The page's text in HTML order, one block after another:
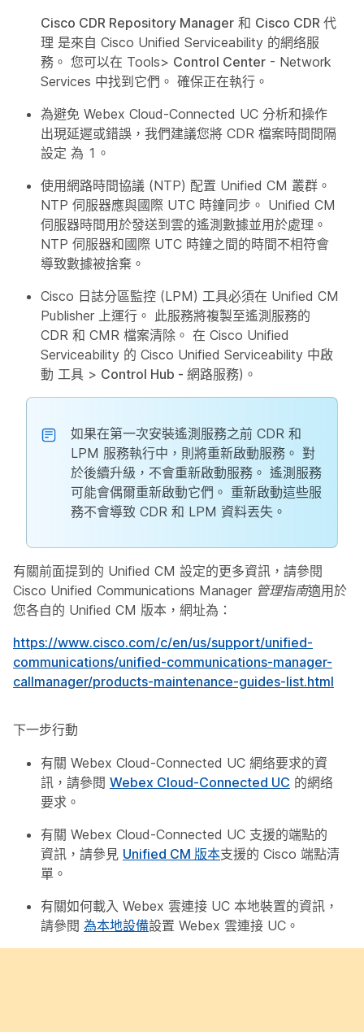
Cisco CDR Repository Manager 和 Cisco CDR 代
理 是來自 Cisco Unified Serviceability 的網络服
務。 您可以在 Tools> Control Center - Network
Services 中找到它們 。 確保正在執行。
為避免 Webex Cloud-Connected UC 分析和操作
出現延遲或錯誤，我們建議您將 CDR 檔案時間間隔
設定 為 1。
使用網路時間協議 (NTP) 配置 Unified CM 叢群。
NTP 伺服器應與國際 UTC 時鐘同步。 Unified CM
伺服器時間用於發送到雲的遙測數據並用於處理。
NTP 伺服器和國際 UTC 時鐘之間的時間不相符會
導致數據被捨棄。
Cisco 日誌分區監控 (LPM) 工具必須在 Unified CM
Publisher 上運行。 此服務將複製至遙測服務的
CDR 和 CMR 檔案清除。 在 Cisco Unified
Serviceability 的 Cisco Unified Serviceability 中啟
動 工具 > Control Hub - 網路服務)。
如果在第一次安裝遙測服務之前 CDR 和
LPM 服務執行中，則將重新啟動服務。 對
於後續升級，不會重新啟動服務。 遙測服務
可能會偶爾重新啟動它們。 重新啟動這些服
務不會導致 CDR 和 LPM 資料丟失。
有關前面提到的 Unified CM 設定的更多資訊，請參閱
Cisco Unified Communications Manager 管理指南適用於
您各自的 Unified CM 版本，網址為：
https://www.cisco.com/c/en/us/support/unified-
communications/unified-communications-manager-
callmanager/products-maintenance-guides-list.html
下一步行動
有關 Webex Cloud-Connected UC 網络要求的資
訊，請參閱 Webex Cloud-Connected UC 的網络
要求。
有關 Webex Cloud-Connected UC 支援的端點的
資訊，請參見 Unified CM 版本支援的 Cisco 端點清
單。
有關如何載入 Webex 雲連接 UC 本地裝置的資訊，
請參閱 為本地設備設置 Webex 雲連接 UC。